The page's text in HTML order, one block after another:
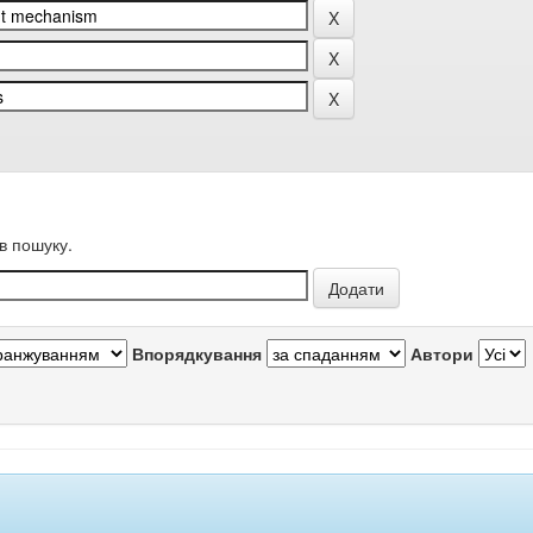
пошуку.
Впорядкування Автори